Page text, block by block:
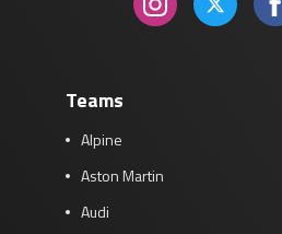
Teams
Alpine
Aston Martin
Audi